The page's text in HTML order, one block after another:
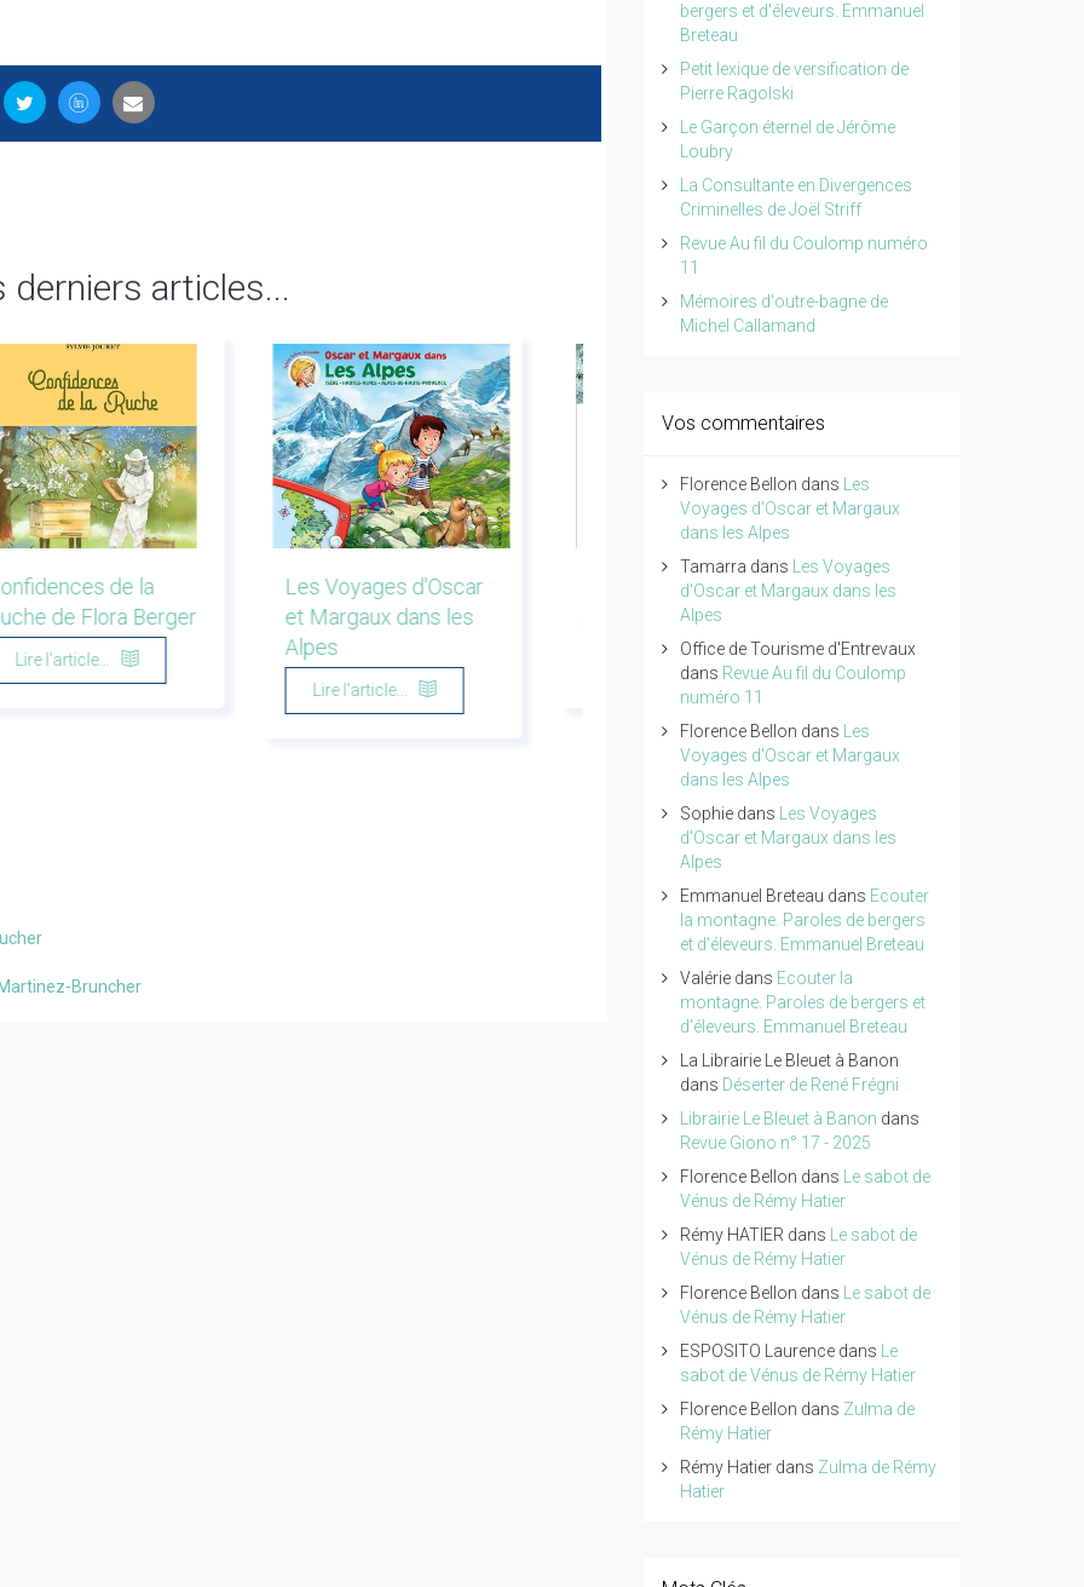
derniers articles...
de la
de Flora Berger
Lire l'article...
Les Voyages d'Oscar
et Margaux dans les
Alpes
Lire l'article...
Revue Giono n°18 -
Année 2026
Lire l'article...
Petit traité de poésie
Ragolski
Bruncher
bergers et d'éleveurs. Emmanuel
Breteau
Petit lexique de versification de
Pierre Ragolski
Le Garçon éternel de Jérôme
Loubry
La Consultante en Divergences
Criminelles de Joël Striff
Revue Au fil du Coulomp numéro
11
Mémoires d'outre-bagne de
Michel Callamand
Vos commentaires
Florence Bellon dans
Les
Voyages d'Oscar et Margaux
dans les Alpes
Tamarra dans
Les Voyages
d'Oscar et Margaux dans les
Alpes
Office de Tourisme d'Entrevaux
dans Revue Au fil du Coulomp
numéro 11
Florence Bellon dans
Les
Voyages d'Oscar et Margaux
dans les Alpes
Sophiedans
Les Voyages
d'Oscar et Margaux dans les
Alpes
Emmanuel Breteau dans Ecouter
la montagne. Paroles de bergers
et d'éleveurs. Emmanuel Breteau
Valériedans Ecouter la
montagne. Paroles de bergers et
d'éleveurs. Emmanuel Breteau
La Librairie Le Bleuet à Banon
dans Déserter de René Frégni
Librairie Le Bleuet à Banon dans
Revue Giono n° 17 - 2025
Florence Bellon dans
Le sabot de
Vénus de Rémy Hatier
Rémy HATIER dans
Le sabot de
Vénus de Rémy Hatier
Florence Bellon dans
Le sabot de
Vénus de Rémy Hatier
ESPOSITO Laurencedans
Le
sabot de Vénus de Rémy Hatier
Florence Bellon dans Zulma de
Rémy Hatier
Rémy Hatierdans Zulma de Rémy
Hatier